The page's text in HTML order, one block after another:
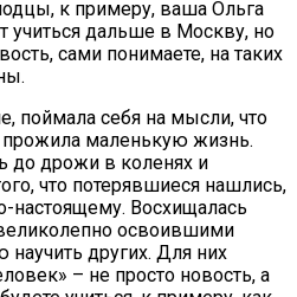
к примеру, ваша Ольга
учиться дальше в Москву, но
сами понимаете, на таких
поймала себя на мысли, что
прожила маленькую жизнь.
до дрожи в коленях и
что потерявшиеся нашлись,
настоящему. Восхищалась
освоившими
научить других. Для них
– не просто новость, а